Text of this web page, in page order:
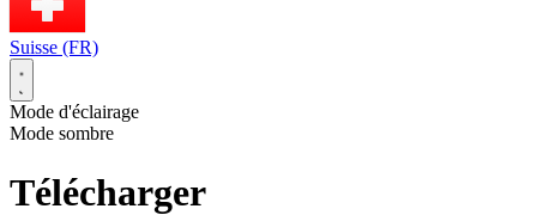
Suisse (FR)
Mode d'éclairage
Mode sombre
Télécharger